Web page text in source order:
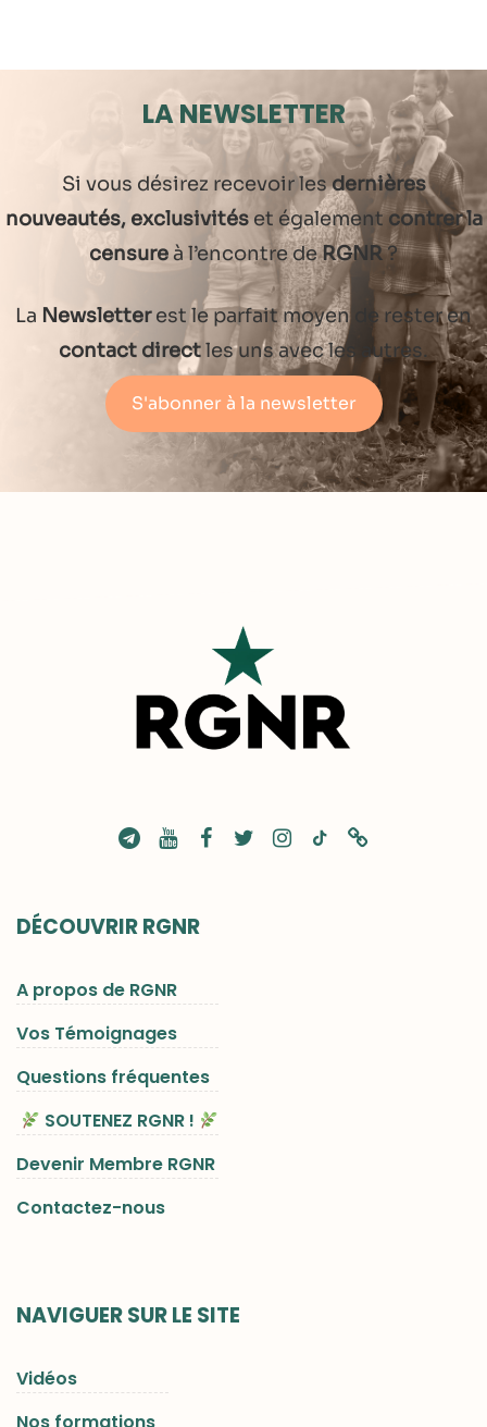
LA NEWSLETTER
Si vous désirez recevoir lesdernières
nouveautés, exclusivitéset également contrer la
censureà l’encontre deRGNR?
La Newsletterest le parfait moyen de rester en
contact directles uns avec les autres.
S'abonner à la newsletter
DÉCOUVRIR RGNR
A propos de RGNR
Vos Témoignages
Questions fréquentes
SOUTENEZ RGNR !
Devenir Membre RGNR
Contactez-nous
NAVIGUER SUR LE SITE
Vidéos